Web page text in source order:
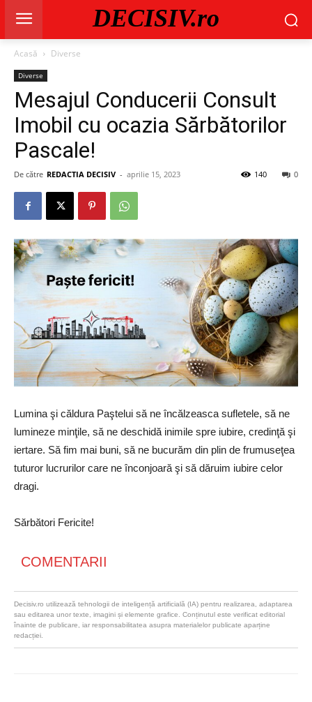
DECISIV.ro
Acasă Diverse
Diverse
Mesajul Conducerii Consult
Imobil cu ocazia Sărbătorilor
Pascale!
De către REDACTIA DECISIV - aprilie 15, 2023 0
140
Lumina şi căldura Paştelui să ne încălzeasca sufletele, să ne
lumineze minţile, să ne deschidă inimile spre iubire, credinţă şi
iertare. Să fim mai buni, să ne bucurăm din plin de frumuseţea
tuturor lucrurilor care ne înconjoară şi să dăruim iubire celor
dragi.
Sărbători Fericite!
COMENTARII
Decisiv.ro utilizează tehnologii de inteligență artificială (IA) pentru realizarea, adaptarea
sau editarea unor texte, imagini și elemente grafice. Conținutul este verificat editorial
înainte de publicare, iar responsabilitatea asupra materialelor publicate aparține
redacției.